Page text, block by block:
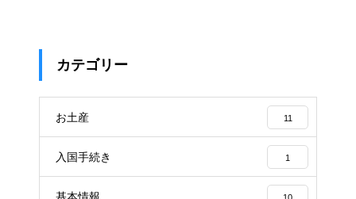
カテゴリー
お土産 11
入国手続き 1
基本情報 10